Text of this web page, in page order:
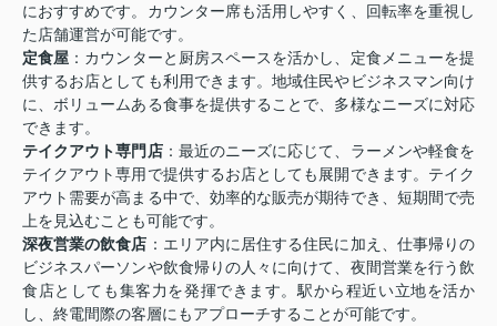
におすすめです。カウンター席も活用しやすく、回転率を重視し
た店舗運営が可能です。
定食屋 ：カウンターと厨房スペースを活かし、定食メニューを提
供するお店としても利用できます。地域住民やビジネスマン向け
に、ボリュームある食事を提供することで、多様なニーズに対応
できます。
テイクアウト専門店：最近のニーズに応じて、ラーメンや軽食を
テイクアウト専用で提供するお店としても展開できます。テイク
アウト需要が高まる中で、効率的な販売が期待でき、短期間で売
上を見込むことも可能です。
深夜営業の飲食店 ：エリア内に居住する住民に加え、仕事帰りの
ビジネスパーソンや飲食帰りの人々に向けて、夜間営業を行う飲
食店としても集客力を発揮できます。駅から程近い立地を活か
し、終電間際の客層にもアプローチすることが可能です。